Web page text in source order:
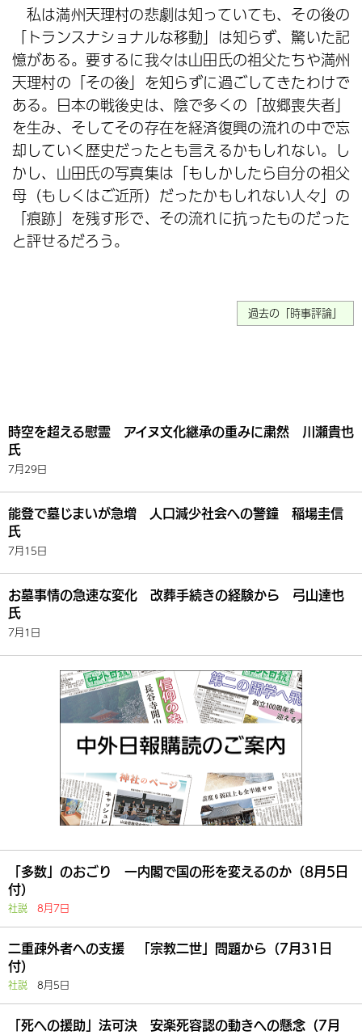
私は満州天理村の悲劇は知っていても、その後の
「トランスナショナルな移動」は知らず、驚いた記
憶がある。要するに我々は山田氏の祖父たちや満州
天理村の「その後」を知らずに過ごしてきたわけで
ある。日本の戦後史は、陰で多くの「故郷喪失者」
を生み、そしてその存在を経済復興の流れの中で忘
却していく歴史だったとも言えるかもしれない。し
かし、山田氏の写真集は「もしかしたら自分の祖父
母（もしくはご近所）だったかもしれない人々」の
「痕跡」を残す形で、その流れに抗ったものだった
と評せるだろう。
過去の「時事評論」
時空を超える慰霊 アイヌ文化継承の重みに粛然 川瀬貴也
氏
7月29日
能登で墓じまいが急増 人口減少社会への警鐘 稲場圭信
氏
7月15日
お墓事情の急速な変化 改葬手続きの経験から 弓山達也
氏
7月1日
「多数」のおごり 一内閣で国の形を変えるのか（8月5日
付）
社説 8月7日
二重疎外者への支援 「宗教二世」問題から（7月31日
付）
社説 8月5日
「死への援助」法可決 安楽死容認の動きへの懸念（7月